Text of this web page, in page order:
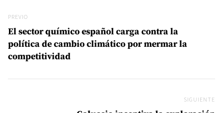
Previo
PREVIO
El sector químico español carga contra la
política de cambio climático por mermar la
competitividad
SIGUIENTE